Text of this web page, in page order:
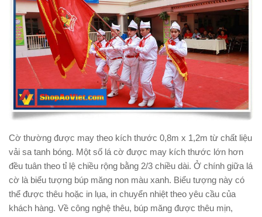
Cờ thường được may theo kích thước 0,8m x 1,2m từ chất liệu
vải sa tanh bóng. Một số lá cờ được may kích thước lớn hơn
đều tuân theo tỉ lệ chiều rộng bằng 2/3 chiều dài. Ở chính giữa lá
cờ là biểu tượng búp măng non màu xanh. Biểu tượng này có
thể được thêu hoặc in lụa, in chuyển nhiệt theo yêu cầu của
khách hàng. Về công nghệ thêu, búp măng được thêu mịn,